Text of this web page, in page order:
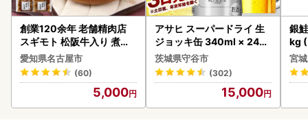
創業120余年 老舗精肉店
スギモト 松阪牛入り 煮込
み ハンバーグ 110g×4枚
惣菜 お取り寄せ グルメ ハ
ンバーグ 冷凍
愛知県名古屋市
(60)
5,000
アサヒ スーパードライ 生
ジョッキ缶 340ml × 24本
(1ケース) ＜茨城工場＞ 缶
ビール お酒 Asahi 守谷市
茨城県守谷市
(302)
15,000
銀
kg
宮